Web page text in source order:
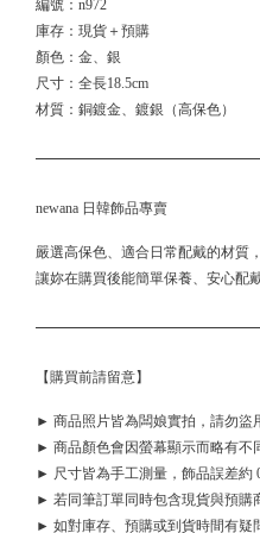
編號：n972
庫存：現貨＋預購
顏色：金、銀
尺寸：全長18.5cm
材質：銅鍍金、鍍銀（高保色）
newana 日韓飾品專賣
嚴選高保色、適合日常配戴的材質，
讓妳在購買後能簡單保養、安心配
【購買前請留意】
► 商品照片皆為闆娘實拍，請勿盜
► 商品顏色會因螢幕顯示而略有不
► 尺寸皆為手工測量，飾品誤差約
► 若同筆訂單同時包含現貨與預購
► 如對庫存、預購或到貨時間有疑